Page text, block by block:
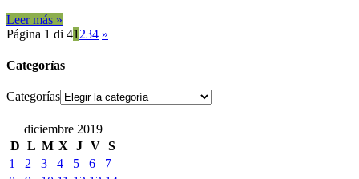
Leer más »
Página 1 di 41 234 »
Categorías
Categorías
diciembre 2019
D L M X J V S
1
2 3 4 5 6
7